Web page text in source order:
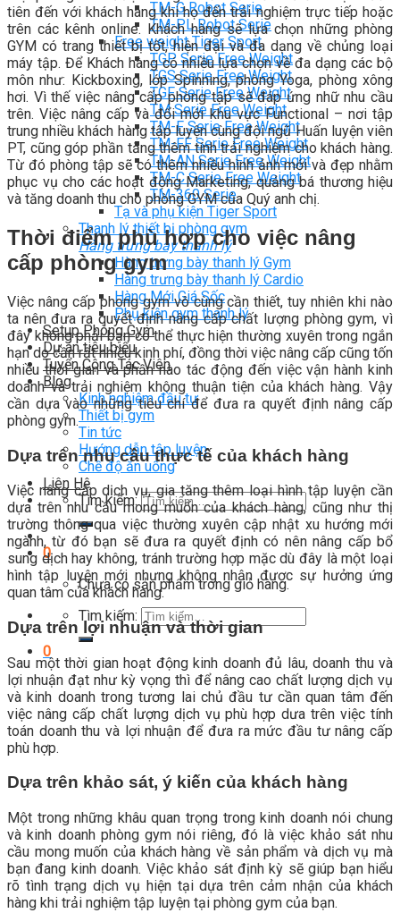
TM-G Robot Serie
TM-PL Robot Serie
Free weight Tiger Sport
TGP Serie Free Weight
TGS Serie Free Weight
TGF Serie Free Weight
TM Serie Free Weight
TM-F Serie Free Weight
TM-FF Serie Free Weight
TM-AN Serie Free Weight
TM-C Serie Free Weight
TM-360 Serie
Tạ và phụ kiện Tiger Sport
Thanh lý thiết bị phòng gym
Hàng trưng bày thanh lý
Hàng trưng bày thanh lý Gym
Hàng trưng bày thanh lý Cardio
Hàng Mới Giá Sốc
Phụ kiện gym thanh lý
Setup Phòng Gym
Dự án tiêu biểu
Tuyển Cộng Tác Viên
Blog
Kinh nghiệm đầu tư
Thiết bị gym
Tin tức
Hướng dẫn tập luyện
Chế độ ăn uống
Liên Hệ
Tìm kiếm:
0
Chưa có sản phẩm trong giỏ hàng.
Tìm kiếm:
0
tiên đến với khách hàng khi họ đến trải nghiệm trực tiếp hoặc
trên các kênh online. Khách hàng sẽ lựa chọn những phòng
GYM có trang thiết bị tốt, hiện đại và đa dạng về chủng loại
máy tập. Để Khách hàng có nhiều lựa chọn về đa dạng các bộ
môn như: Kickboxing, lớp Spinning, phòng Yoga, phòng xông
hơi. Vì thế việc nâng cấp phòng tập sẽ đáp ứng nhữ nhu cầu
trên. Việc nâng cấp và đổi mới khu vực Functional – nơi tập
trung nhiều khách hàng tập luyện cùng đội ngũ Huấn luyện viên
PT, cũng góp phần tăng thêm tính trải nghiệm cho khách hàng.
Từ đó phòng tập sẽ có thêm nhiều hình ảnh mới và đẹp nhằm
phục vụ cho các hoạt động Marketing, quảng bá thương hiệu
và tăng doanh thu cho phòng GYM của Quý anh chị.
Thời điểm phù hợp cho việc nâng
cấp phòng gym
Việc nâng cấp phong gym vô cùng cần thiết, tuy nhiên khi nào
ta nên đưa ra quyết định nâng cấp chất lượng phòng gym, vì
đây không phải bạn có thể thực hiện thường xuyên trong ngắn
hạn do cần rất nhiều kinh phí, đồng thời việc nâng cấp cũng tốn
nhiều thời gian và phần nào tác động đến việc vận hành kinh
doanh và trải nghiệm không thuận tiện của khách hàng. Vậy
cần dựa vào những tiêu chí để đưa ra quyết định nâng cấp
phòng gym.
Dựa trên nhu cầu thực tế của khách hàng
Việc nâng cấp dịch vụ, gia tăng thêm loại hình tập luyện cần
dựa trên nhu cầu mong muốn của khách hàng, cũng như thị
trường thông qua việc thường xuyên cập nhật xu hướng mới
ngành, từ đó bạn sẽ đưa ra quyết định có nên nâng cấp bổ
sung dịch hay không, tránh trường hợp mặc dù đây là một loại
hình tập luyện mới nhưng không nhận được sự hưởng ứng
quan tâm của khách hàng.
Dựa trên lợi nhuận và thời gian
Sau một thời gian hoạt động kinh doanh đủ lâu, doanh thu và
lợi nhuận đạt như kỳ vọng thì để nâng cao chất lượng dịch vụ
và kinh doanh trong tương lai chủ đầu tư cần quan tâm đến
việc nâng cấp chất lượng dịch vụ phù hợp dưa trên việc tính
toán doanh thu và lợi nhuận để đưa ra mức đầu tư nâng cấp
phù hợp.
Dựa trên khảo sát, ý kiến của khách hàng
Một trong những khâu quan trọng trong kinh doanh nói chung
và kinh doanh phòng gym nói riêng, đó là việc khảo sát nhu
cầu mong muốn của khách hàng về sản phẩm và dịch vụ mà
bạn đang kinh doanh. Việc khảo sát định kỳ sẽ giúp bạn hiểu
rõ tình trạng dịch vụ hiện tại dựa trên cảm nhận của khách
hàng khi trải nghiệm tập luyện tại phòng gym của bạn.